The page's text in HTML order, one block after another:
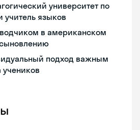
университет по
учитель языков
в американском
подход важным
учеников